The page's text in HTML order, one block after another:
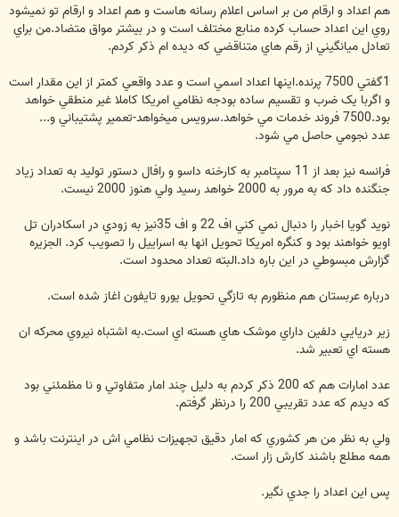
هم اعداد و ارقام من بر اساس اعلام رسانه هاست و هم اعداد و ارقام تو نميشود
روي اين اعداد حساب کرده منابع مختلف است و در بيشتر مواق متضاد.من براي
تعادل ميانگيني از رقم هاي متناقضي که ديده ام ذکر کردم.
1گفتي 7500 پرنده.اينها اعداد اسمي است و عدد واقعي کمتر از اين مقدار است
و اگربا يک ضرب و تقسيم ساده بودجه نظامي امريکا کاملا غير منطقي خواهد
بود.7500 فروند خدمات مي خواهد.سرويس ميخواهد-تعمير پشتيباني و...
عدد نجومي حاصل مي شود.
فرانسه نيز بعد از 11 سپتامبر به کارخنه داسو و رافال دستور توليد به تعداد زياد
جنگنده داد که به مرور به 2000 خواهد رسيد ولي هنوز 2000 نيست.
نويد گويا اخبار را دنبال نمي کني اف 22 و اف 35نيز به زودي در اسکادران تل
اويو خواهند بود و کنگره امريکا تحويل انها به اسراييل را تصويب کرد. الجزيره
گزارش مبسوطي در اين باره داد.البته تعداد محدود است.
درباره عربستان هم منظورم به تازگي تحويل يورو تايفون اغاز شده است.
زير دريايي دلفين داراي موشک هاي هسته اي است.به اشتباه نيروي محرکه ان
هسته اي تعبير شد.
عدد امارات هم که 200 ذکر کردم به دليل چند امار متفاوتي و نا مظمئني بود
که ديدم که عدد تقريبي 200 را درنظر گرفتم.
ولي به نظر من هر کشوري که امار دقيق تجهيزات نظامي اش در اينترنت باشد و
همه مطلع باشند کارش زار است.
پس اين اعداد را جدي نگير.